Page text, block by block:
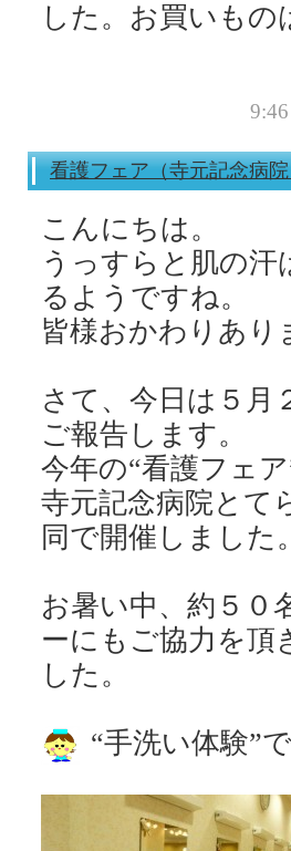
した。お買いも
9:46
看護フェア（寺元記念病
こんにちは。
うっすらと肌の汗
るようですね。
皆様おかわりあり
さて、今日は５月
ご報告します。
今年の“看護フェ
寺元記念病院とて
同で開催しました。
お暑い中、約５０
ーにもご協力を頂
した。
“手洗い体験”